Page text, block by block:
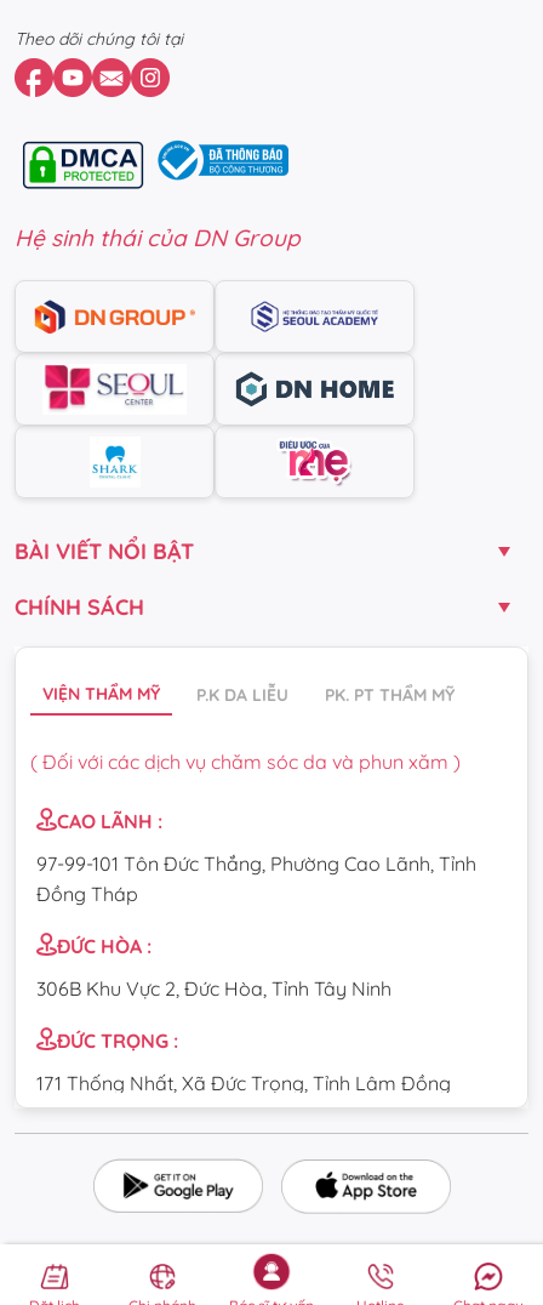
Theo dõi chúng tôi tại
Hệ sinh thái của DN Group
BÀI VIẾT NỔI BẬT
CHÍNH SÁCH
VIỆN THẨM MỸ P.K DA LIỄU PK. PT THẨM MỸ
( Đối với các dịch vụ chăm sóc da và phun xăm )
CAO LÃNH :
97-99-101 Tôn Đức Thắng, Phường Cao Lãnh, Tỉnh
Đồng Tháp
ĐỨC HÒA :
306B Khu Vực 2, Đức Hòa, Tỉnh Tây Ninh
ĐỨC TRỌNG :
171 Thống Nhất, Xã Đức Trọng, Tỉnh Lâm Đồng
CẦU GIẤY :
84 Dịch Vọng Hậu, Phường Cầu Giấy, Thành phố Hà
TÂN UYÊN :